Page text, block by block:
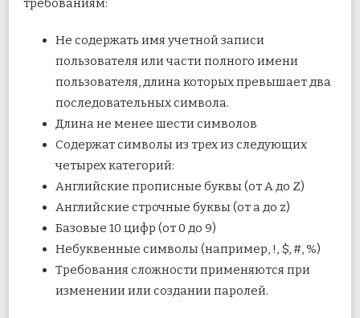
требованиям:
Не содержать имя учетной записи
пользователя или части полного имени
пользователя, длина которых превышает два
последовательных символа.
Длина не менее шести символов
Содержат символы из трех из следующих
четырех категорий:
Английские прописные буквы (от A до Z)
Английские строчные буквы (от a до z)
Базовые 10 цифр (от 0 до 9)
Небуквенные символы (например, !, $, #, %)
Требования сложности применяются при
изменении или создании паролей.